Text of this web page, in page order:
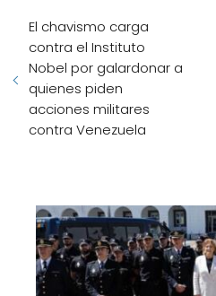
El chavismo carga
contra el Instituto
Nobel por galardonar a
quienes piden
acciones militares
contra Venezuela